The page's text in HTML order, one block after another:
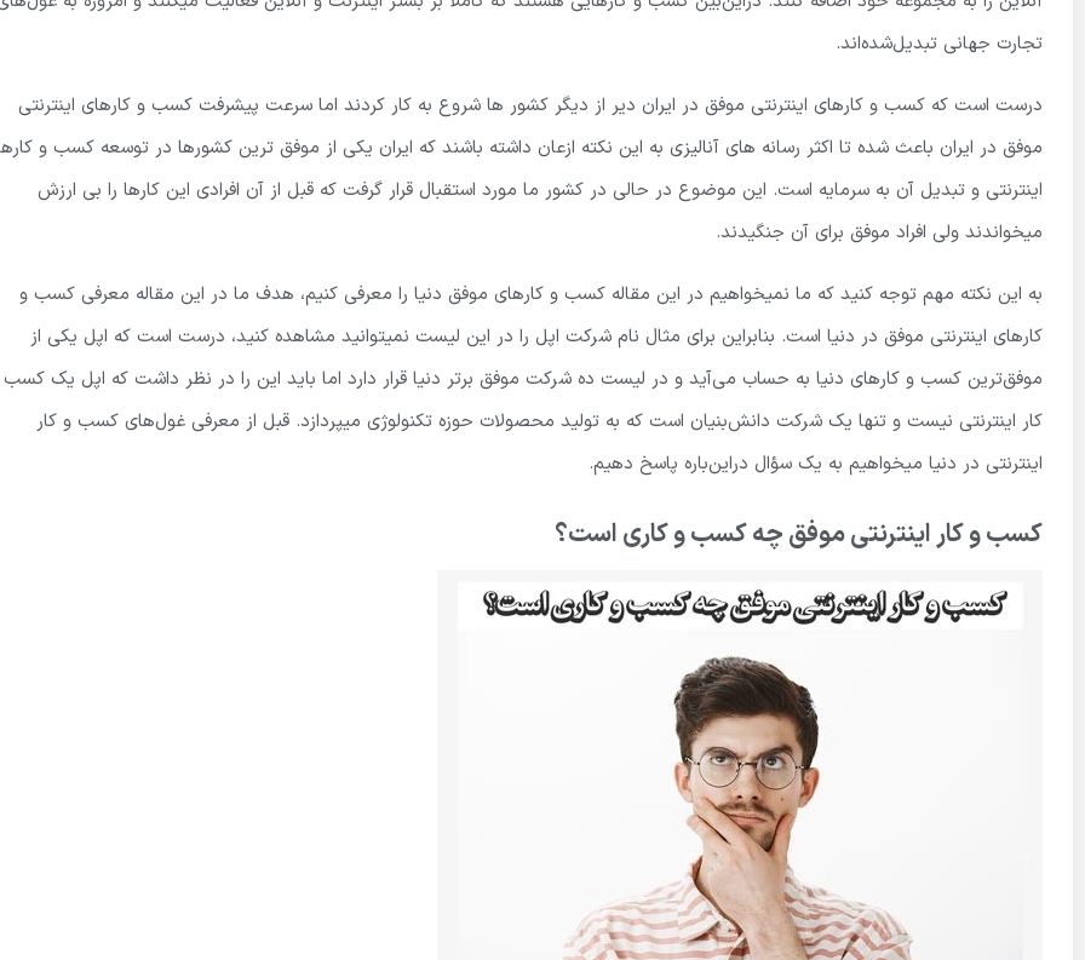
تجارت جهانی تبدیل‌شده‌اند.
درست است که کسب و کارهای اینترنتی موفق در ایران دیر از دیگر کشور ها شروع به کار کردند اما سرعت پیشرفت کسب و کارهای اینترنتی
موفق در ایران باعث شده تا اکثر رسانه های آنالیزی به این نکته ازعان داشته باشند که ایران یکی از موفق ترین کشورها در توسعه کسب و
اینترنتی و تبدیل آن به سرمایه است. این موضوع در حالی در کشور ما مورد استقبال قرار گرفت که قبل از آن افرادی این کارها را بی ارزش
میخواندند ولی افراد موفق برای آن جنگیدند.
به این نکته مهم توجه کنید که ما نمیخواهیم در این مقاله کسب و کارهای موفق دنیا را معرفی کنیم، هدف ما در این مقاله معرفی کسب و
کارهای اینترنتی موفق در دنیا است. بنابراین برای مثال نام شرکت اپل را در این لیست نمیتوانید مشاهده کنید، درست است که اپل یکی از
موفق‌ترین کسب و کارهای دنیا به حساب می‌آید و در لیست ده شرکت موفق برتر دنیا قرار دارد اما باید این را در نظر داشت که اپل یک
کار اینترنتی نیست و تنها یک شرکت دانش‌بنیان است که به تولید محصولات حوزه تکنولوژی میپردازد. قبل از معرفی غول‌های کسب و کار
اینترنتی در دنیا میخواهیم به یک سؤال دراین‌باره پاسخ دهیم.
کسب و کار اینترنتی موفق چه کسب و کاری است؟